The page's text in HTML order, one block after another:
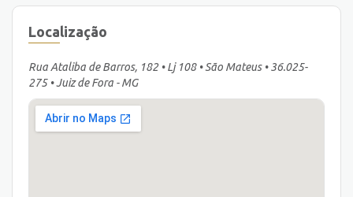
Localização
Rua Ataliba de Barros, 182 • Lj 108 • São Mateus • 36.025-
275 • Juiz de Fora - MG